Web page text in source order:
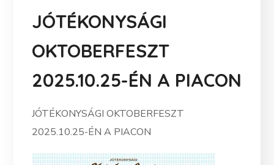
JÓTÉKONYSÁGI
OKTOBERFESZT
2025.10.25-ÉN A PIACON
JÓTÉKONYSÁGI OKTOBERFESZT
2025.10.25-ÉN A PIACON